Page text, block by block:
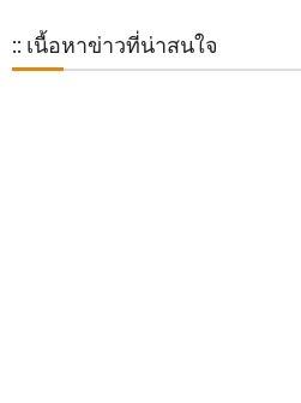
:: เนื้อหาข่าวที่น่าสนใจ